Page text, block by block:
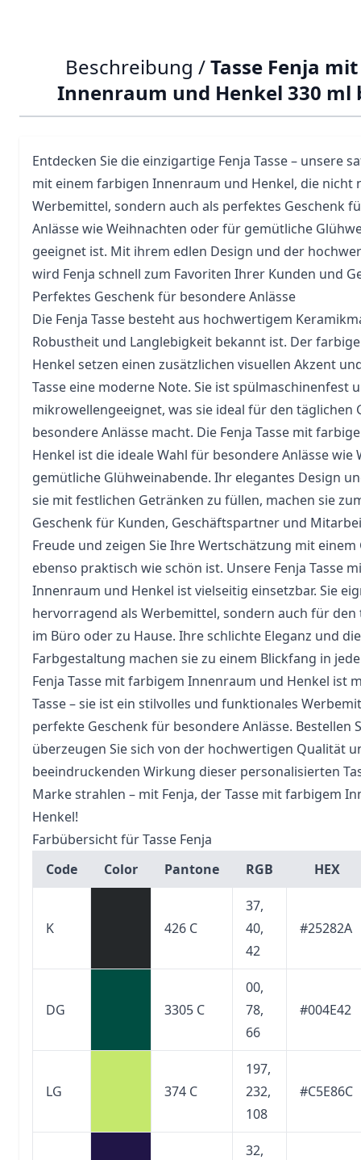
Beschreibung /Tasse Fenja
Innenraum und Henkel 330 ml
Entdecken Sie die einzigartige Fenja Tasse– unsere
mit einem farbigen Innenraum und Henkel, die nicht
Werbemittel, sondern auch als perfektes Geschenk
Anlässe wieWeihnachten oder für gemütliche
geeignet ist. Mit ihrem edlen Design und der
wird Fenja schnell zum Favoriten Ihrer Kunden und
Perfektes Geschenk für besondere Anlässe
Die Fenja Tasse besteht aus hochwertigem
Robustheit und Langlebigkeit bekannt ist. Der
Henkel setzen einen zusätzlichen visuellen Akzent
Tasse eine moderne Note. Sie ist spülmaschinenfest
mikrowellengeeignet, was sie ideal für den täglichen
besondere Anlässe macht. Die Fenja Tasse mit
Henkel ist die ideale Wahl für besondere Anlässe wie
gemütliche Glühweinabende. Ihr elegantes Design
sie mit festlichen Getränken zu füllen, machen sie
Geschenk für Kunden, Geschäftspartner und
Freude und zeigen Sie Ihre Wertschätzung mit einem
ebenso praktisch wie schön ist. Unsere Fenja Tasse
Innenraum und Henkel ist vielseitig einsetzbar. Sie
hervorragend als Werbemittel, sondern auch für den
im Büro oder zu Hause. Ihre schlichte Eleganz und
Farbgestaltung machen sie zu einem Blickfang in
Fenja Tasse mit farbigem Innenraum und Henkel ist
Tasse – sie ist ein stilvolles und funktionales
perfekte Geschenk für besondere Anlässe. Bestellen
überzeugen Sie sich von der hochwertigen Qualität
beeindruckenden Wirkung dieser personalisierten
Marke strahlen – mit Fenja, der Tasse mit farbigem
Henkel!
Farbübersicht für Tasse Fenja
Code
Color Pantone RGB HEX
K 426 C
37,
40,
42
#25282A
DG 3305 C
00,
78,
66
#004E42
LG 374 C
197,
232,
108
#C5E86C
32,